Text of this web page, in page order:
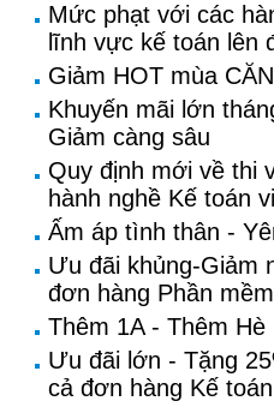
Mức phạt với các
lĩnh vực kế toán lên
Giảm HOT mùa
Khuyến mãi lớn
Giảm càng sâu
Quy định mới về thi
hành nghề Kế toán
Ấm áp tình thân -
Ưu đãi khủng-Giảm
đơn hàng Phần
Thêm 1A - Thêm Hè
Ưu đãi lớn - Tặng
cả đơn hàng Kế